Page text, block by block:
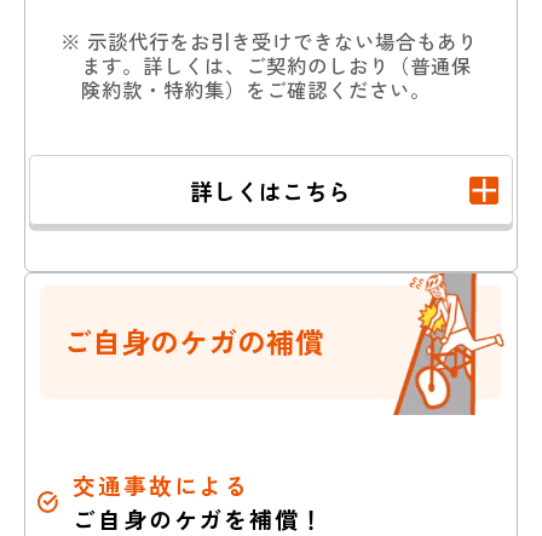
※ 示談代行をお引き受けできない場合もあり
ます。詳しくは、ご契約のしおり（普通保
険約款・特約集）をご確認ください。
詳しくはこちら
ご自身のケガの補償
交通事故による
ご自身のケガを補償！